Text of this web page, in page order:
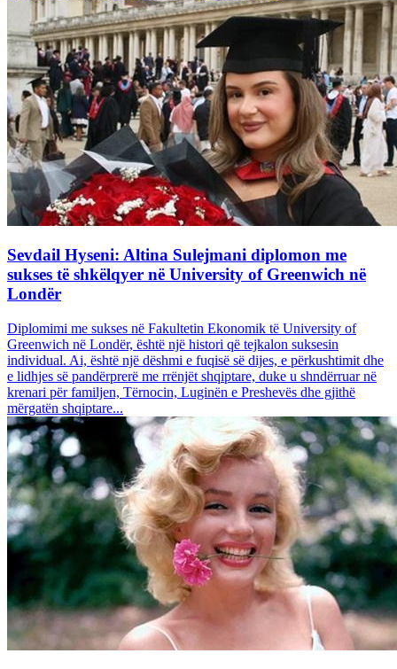
Sevdail Hyseni: Altina Sulejmani diplomon me
sukses të shkëlqyer në University of Greenwich në
Londër
Diplomimi me sukses në Fakultetin Ekonomik të University of
Greenwich në Londër, është një histori që tejkalon suksesin
individual. Ai, është një dëshmi e fuqisë së dijes, e përkushtimit dhe
e lidhjes së pandërprerë me rrënjët shqiptare, duke u shndërruar në
krenari për familjen, Tërnocin, Luginën e Preshevës dhe gjithë
mërgatën shqiptare...